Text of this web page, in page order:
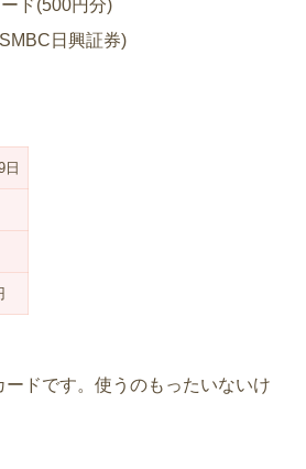
ド(500円分)
日興証券)
日
ードです。使うのもったいないけ